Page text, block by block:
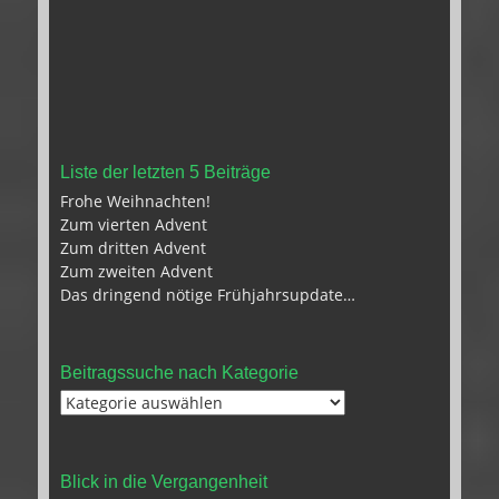
Liste der letzten 5 Beiträge
Frohe Weihnachten!
Zum vierten Advent
Zum dritten Advent
Zum zweiten Advent
Das dringend nötige Frühjahrsupdate…
Beitragssuche nach Kategorie
Beitragssuche
Blick in die Vergangenheit